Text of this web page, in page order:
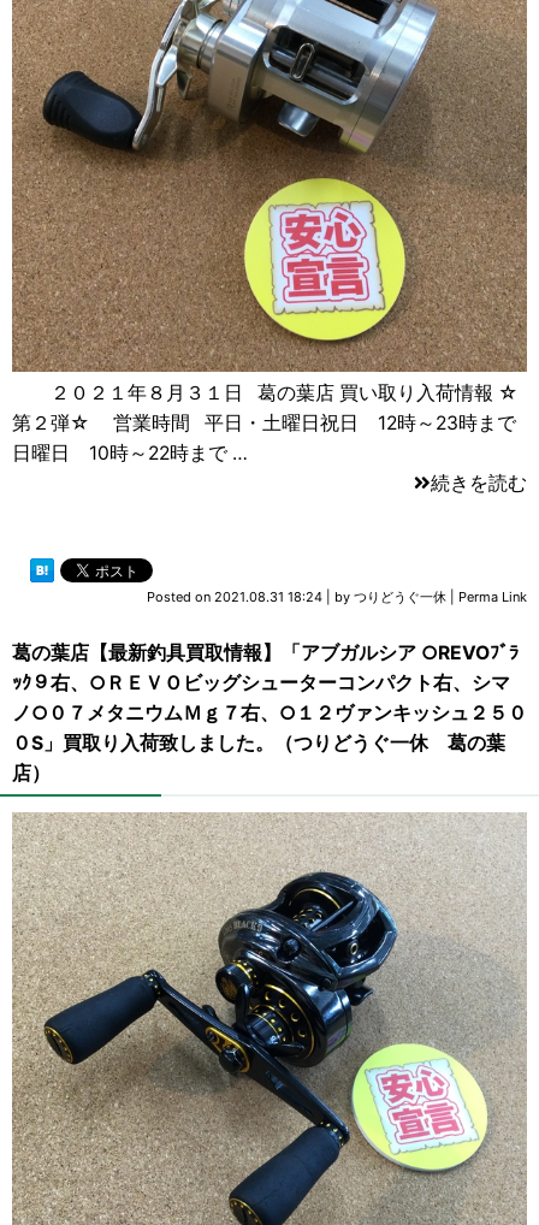
２０２１年８月３１日 葛の葉店 買い取り入荷情報 ☆
第２弾☆ 営業時間 平日・土曜日祝日 12時～23時まで
日曜日 10時～22時まで …
続きを読む
Posted on 2021.08.31 18:24 by つりどうぐ一休 Perma Link
葛の葉店【最新釣具買取情報】「アブガルシア ○REVOﾌﾞﾗ
ｯｸ９右、○ＲＥＶＯビッグシューターコンパクト右、シマ
ノ○０７メタニウムＭｇ７右、○１２ヴァンキッシュ２５０
０S」買取り入荷致しました。（つりどうぐ一休 葛の葉
店）